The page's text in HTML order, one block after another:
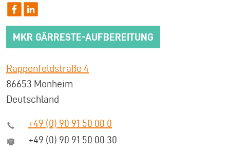
MKR GÄRRESTE-AUFBEREITUNG
Rappenfeldstraße 4
86653 Monheim
Deutschland
+49 (0) 90 91 50 00 0
+49 (0) 90 91 50 00 30